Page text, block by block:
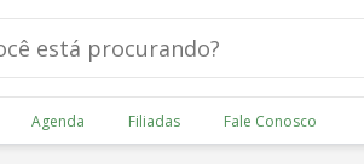
Agenda Filiadas Fale Conosco